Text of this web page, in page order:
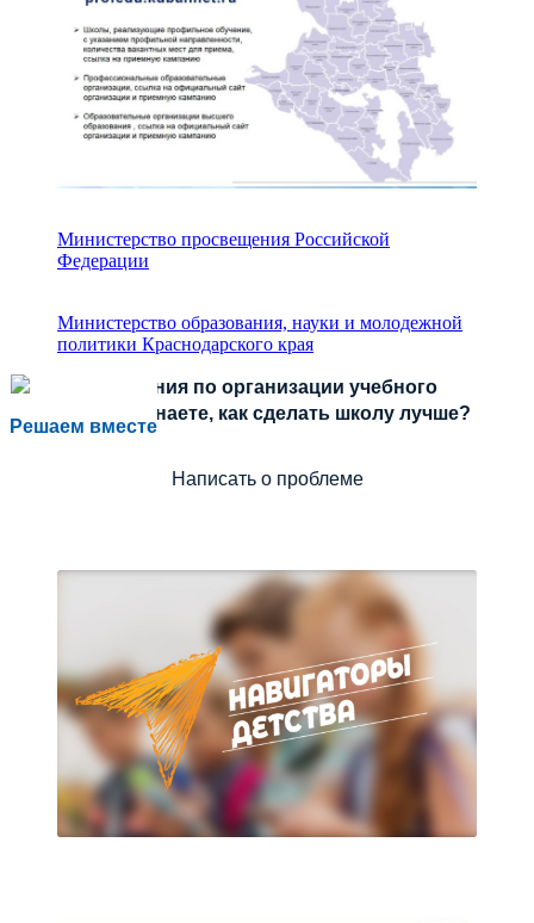
Министерство просвещения Российской
Федерации
Министерство образования, науки и молодежной
политики Краснодарского края
Решаем вместе
Есть предложения по организации учебного
процесса или знаете, как сделать школу лучше?
Написать о проблеме